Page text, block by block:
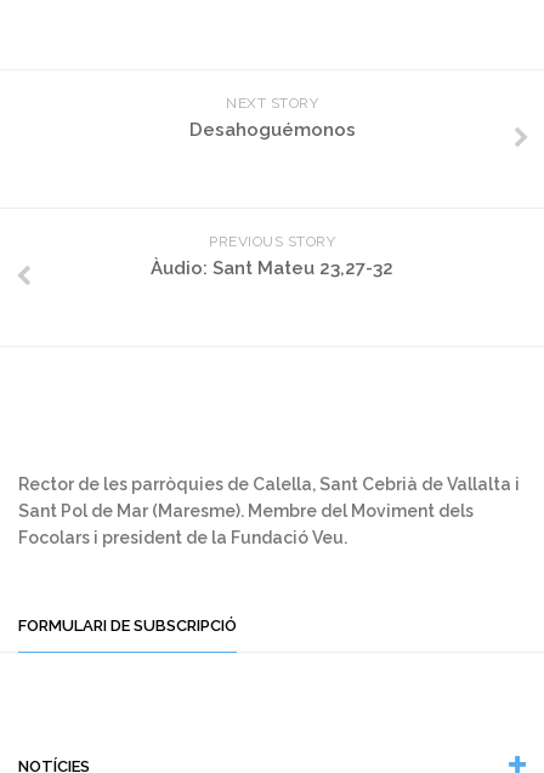
NEXT STORY
Desahoguémonos
PREVIOUS STORY
Àudio: Sant Mateu 23,27-32
Rector de les parròquies de Calella, Sant Cebrià de Vallalta i
Sant Pol de Mar (Maresme). Membre del Moviment dels
Focolars i president de la Fundació Veu.
FORMULARI DE SUBSCRIPCIÓ
NOTÍCIES